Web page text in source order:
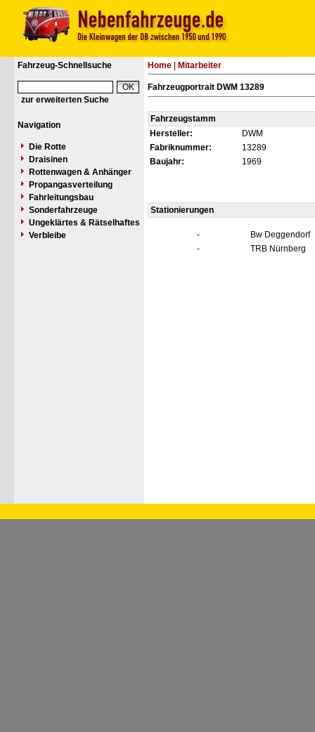
Fahrzeug-Schnellsuche
zur erweiterten Suche
Navigation
Die Rotte
Draisinen
Rottenwagen & Anhänger
Propangasverteilung
Fahrleitungsbau
Sonderfahrzeuge
Ungeklärtes & Rätselhaftes
Verbleibe
Home Mitarbeiter
Fahrzeugportrait DWM 13289
Fahrzeugstamm
Hersteller:
DWM
Fabriknummer:
13289
Baujahr:
1969
Stationierungen
-
Bw Deggendorf
-
TRB Nürnberg